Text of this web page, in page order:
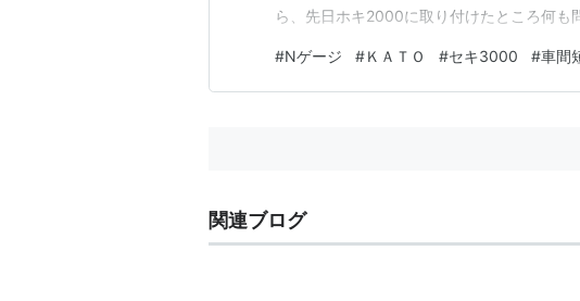
ら、先日ホキ2000に取り付けたところ何
ました。 編成両端の連結器はすでにKATO
す。 牽引機のD51には今のとこ…
#Nゲージ #ＫＡＴＯ #セキ3000 #車間
関連ブログ